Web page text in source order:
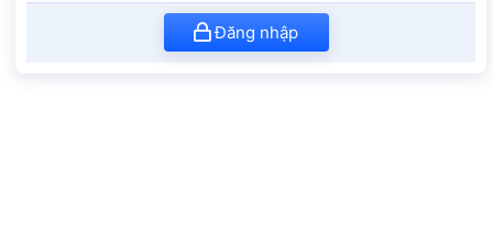
Đăng nhập